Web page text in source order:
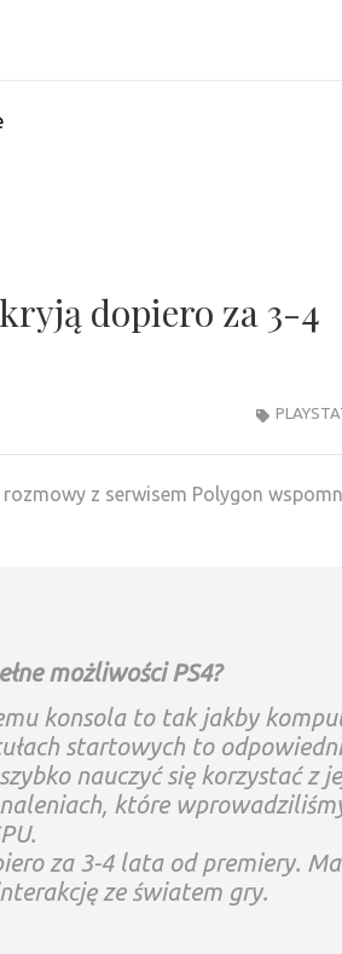
dopiero za 3-4
z serwisem Polygon
możliwości PS4?
konsola to tak jakby
startowych to
nauczyć się korzystać z
które
za 3-4 lata od premiery.
ze światem gry.